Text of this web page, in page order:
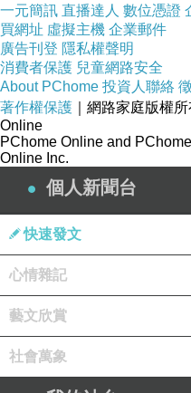
追到身後——
獅子眼看機不可失，
長頸鹿的腿。
就在這危急的時刻
小長頸鹿舉起後
「砰！」的一聲，精準
老獅子被踢得‥身
眩，痛得在地上打滾
功，力量真是大得驚
巴，落荒而逃。
小長頸鹿，心神方定
長腿，恍然大悟道‥
「原來！我不需要，學
我這能看得遠的長脖
腿，
一元簡訊 直播達人 數位憑證
買網址 虛擬主機 企業郵件
廣告刊登 隱私權聲明
消費者保護 兒童網路安全
About PChome 投資人聯絡
著作權保護 ｜網路家庭版權
Online
PChome Online and
Online Inc.
個人新聞台
快速發文
心情雜記
藝文欣賞
社會萬象